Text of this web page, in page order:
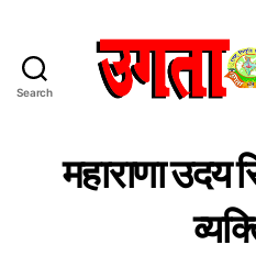
Search
र
त
महाराणा उदय